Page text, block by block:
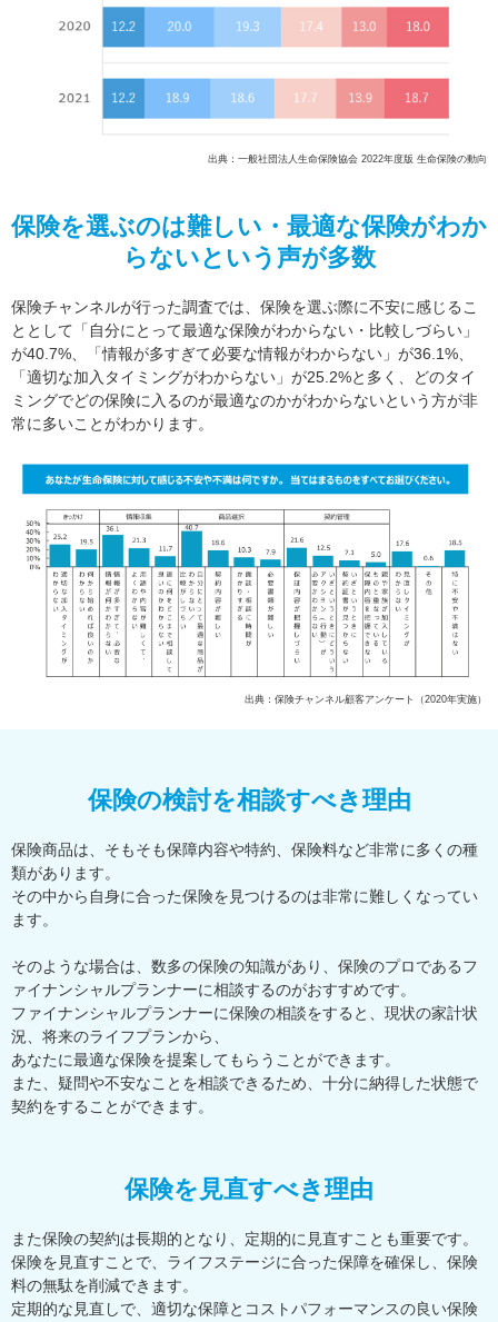
出典：一般社団法人生命保険協会 2022年度版 生命保険の動向
保険を選ぶのは難しい・最適な保険がわか
らないという声が多数
保険チャンネルが行った調査では、保険を選ぶ際に不安に感じるこ
ととして「自分にとって最適な保険がわからない・比較しづらい」
が40.7%、「情報が多すぎて必要な情報がわからない」が36.1%、
「適切な加入タイミングがわからない」が25.2%と多く、どのタイ
ミングでどの保険に入るのが最適なのかがわからないという方が非
常に多いことがわかります。
出典：保険チャンネル顧客アンケート（2020年実施）
保険の検討を相談すべき理由
保険商品は、そもそも保障内容や特約、保険料など非常に多くの種
類があります。
その中から自身に合った保険を見つけるのは非常に難しくなってい
ます。
そのような場合は、数多の保険の知識があり、保険のプロであるフ
ァイナンシャルプランナーに相談するのがおすすめです。
ファイナンシャルプランナーに保険の相談をすると、現状の家計状
況、将来のライフプランから、
あなたに最適な保険を提案してもらうことができます。
また、疑問や不安なことを相談できるため、十分に納得した状態で
契約をすることができます。
保険を見直すべき理由
また保険の契約は長期的となり、定期的に見直すことも重要です。
保険を見直すことで、ライフステージに合った保障を確保し、保険
料の無駄を削減できます。
定期的な見直しで、適切な保障とコストパフォーマンスの良い保険